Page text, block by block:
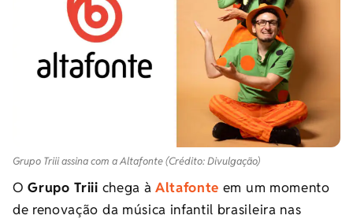
Grupo Triii assina com a Altafonte (Crédito: Divulgação)
OGrupo Triii chega à Altafonte em um momento
de renovação da música infantil brasileira nas